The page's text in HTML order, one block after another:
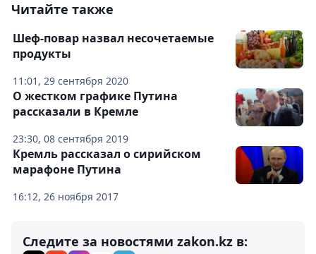
Читайте также
11:01, 29 сентября 2020
Шеф-повар назвал несочетаемые
продукты
23:30, 08 сентября 2019
О жестком графике Путина
рассказали в Кремле
16:12, 26 ноября 2017
Кремль рассказал о сирийском
марафоне Путина
Следите за новостями zakon.kz в: